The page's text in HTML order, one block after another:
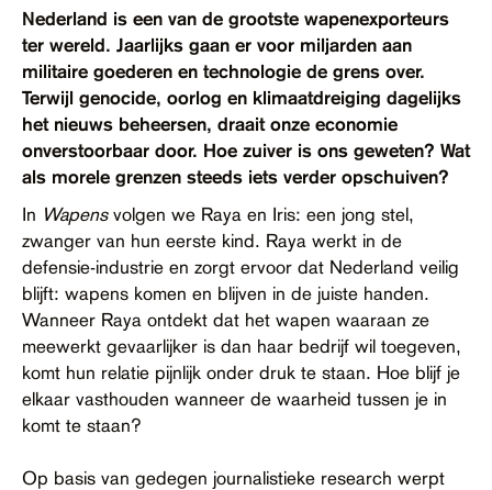
Contact
Toegankelijkheid
Nederland is een van de grootste wapenexporteurs
ter wereld. Jaarlijks gaan er voor miljarden aan
militaire goederen en technologie de grens over.
Terwijl genocide, oorlog en klimaatdreiging dagelijks
het nieuws beheersen, draait onze economie
onverstoorbaar door. Hoe zuiver is ons geweten? Wat
als morele grenzen steeds iets verder opschuiven?
In Wapensvolgen we Raya en Iris: een jong stel,
zwanger van hun eerste kind. Raya werkt in de
defensie-industrie en zorgt ervoor dat Nederland veilig
blijft: wapens komen en blijven in de juiste handen.
Wanneer Raya ontdekt dat het wapen waaraan ze
meewerkt gevaarlijker is dan haar bedrijf wil toegeven,
komt hun relatie pijnlijk onder druk te staan. Hoe blijf je
elkaar vasthouden wanneer de waarheid tussen je in
komt te staan?
Op basis van gedegen journalistieke research werpt